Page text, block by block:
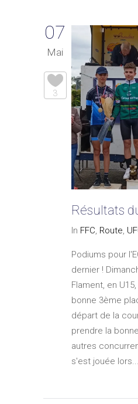
07
Mai
3
Résultats
In FFC, Route,
Podiums pour
dernier !
Flament, en
bonne 3ème
départ de la
prendre la
autres
s'est jouée lors...